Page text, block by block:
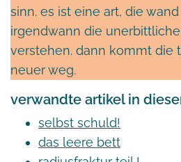
sinn. es ist eine art, die
irgendwann die
verstehen. dann kommt die
neuer weg.
verwandte artikel in
selbst schuld!
das leere bett